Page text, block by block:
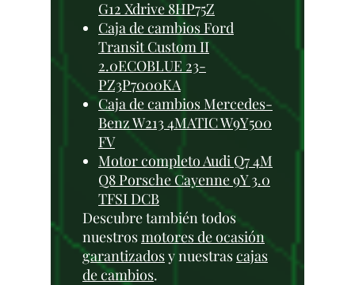
G12 Xdrive 8HP75Z
Caja de cambios Ford
Transit Custom II
2.0ECOBLUE 23-
PZ3P7000KA
Caja de cambios Mercedes-
Benz W213 4MATIC W9Y500
FV
Motor completo Audi Q7 4M
Q8 Porsche Cayenne 9Y 3.0
TFSI DCB
Descubre también todos
nuestrosmotores de ocasión
garantizadosy nuestrascajas
de cambios.